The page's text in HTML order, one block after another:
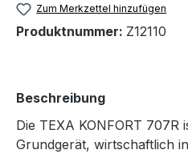
Zum Merkzettel hinzufügen
Produktnummer: Z12110
Beschreibung
Die TEXA KONFORT 707R
Grundgerät, wirtschaftlich